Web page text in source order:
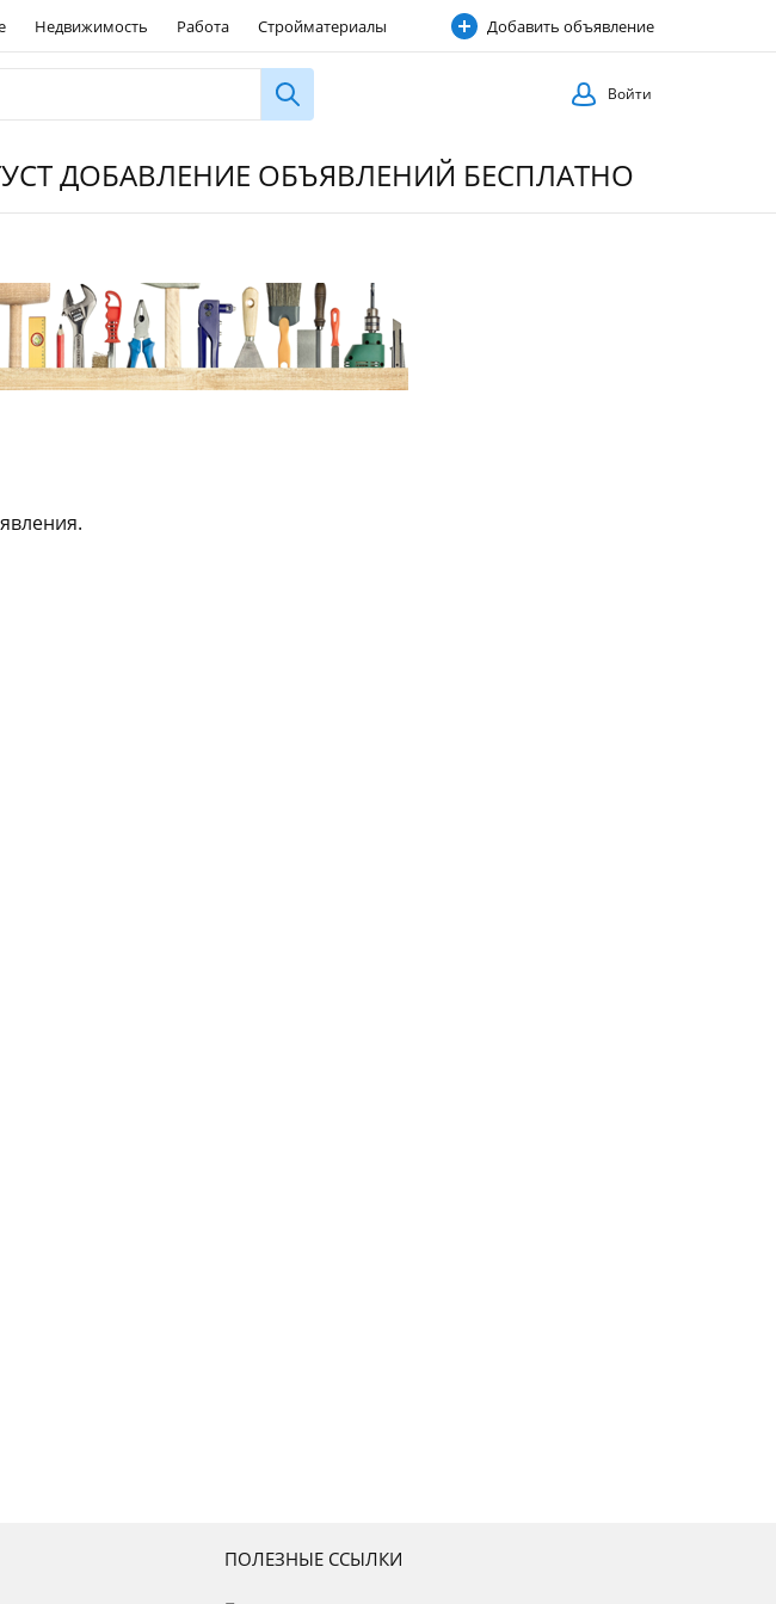
Недвижимость Работа Стройматериалы
Строительные услуги
Добавить объявление
Войти
ДОБАВЛЕНИЕ ОБЪЯВЛЕНИЙ БЕСПЛАТНО
ПОЛЕЗНЫЕ ССЫЛКИ